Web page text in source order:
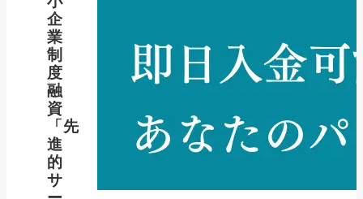
企
業
制
度
融
資
「先
進
的
サ